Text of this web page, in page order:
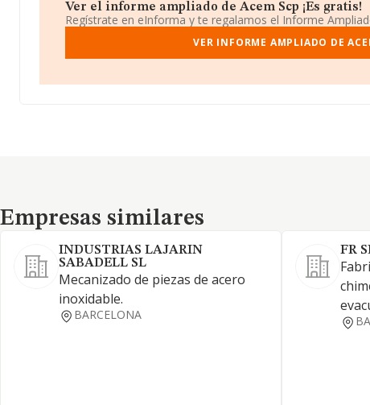
Ver el informe ampliado de Acem Scp ¡Es gratis!
Regístrate en eInforma y te regalamos el Informe
VER INFORME AMPLIADO DE
Empresas similares
Empresas similares
INDUSTRIAS LAJARIN
SABADELL SL
Mecanizado de piezas de acero
inoxidable.
BARCELONA
FR